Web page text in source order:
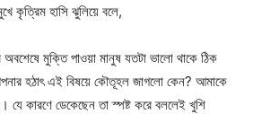
কৃত্রিম হাসি ঝুলিয়ে বলে,
মুক্তি পাওয়া মানুষ যতটা ভালো থাকে ঠিক
হঠাৎ এই বিষয়ে কৌতূহল জাগলো কেন? আমাকে
যে কারণে ডেকেছেন তা স্পষ্ট করে বললেই খুশি